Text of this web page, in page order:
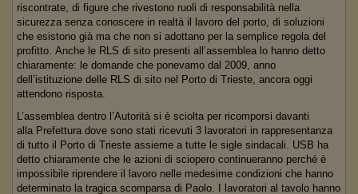
riscontrate, di figure che rivestono ruoli di responsabilità nella
sicurezza senza conoscere in realtà il lavoro del porto, di soluzioni
che esistono già ma che non si adottano per la semplice regola del
profitto. Anche le RLS di sito presenti all’assemblea lo hanno detto
chiaramente: le domande che ponevamo dal 2009, anno
dell’istituzione delle RLS di sito nel Porto di Trieste, ancora oggi
attendono risposta.
L’assemblea dentro l’Autorità si è sciolta per ricomporsi davanti
alla Prefettura dove sono stati ricevuti 3 lavoratori in rappresentanza
di tutto il Porto di Trieste assieme a tutte le sigle sindacali. USB ha
detto chiaramente che le azioni di sciopero continueranno perché è
impossibile riprendere il lavoro nelle medesime condizioni che hanno
determinato la tragica scomparsa di Paolo. I lavoratori al tavolo hanno